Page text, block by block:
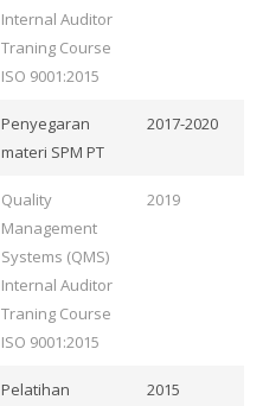
Internal Auditor
Traning Course
ISO 9001:2015
Penyegaran
materi SPM PT
2017-2020
Quality
Management
Systems (QMS)
Internal Auditor
Traning Course
ISO 9001:2015
2019
Pelatihan
2015